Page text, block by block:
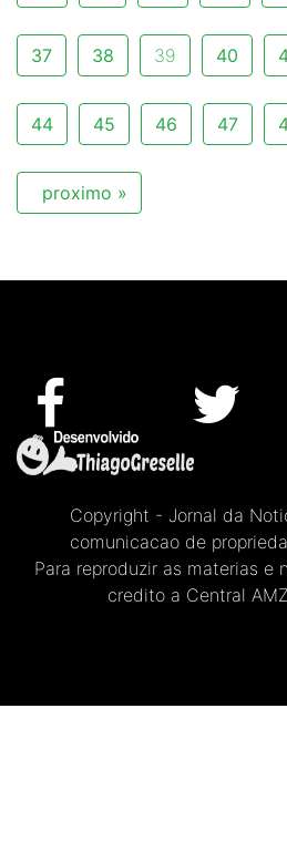
37 38 39 40
44 45 46 47
proximo »
Copyright - Jornal da
comunicacao de
Para reproduzir as materias e
credito a Central